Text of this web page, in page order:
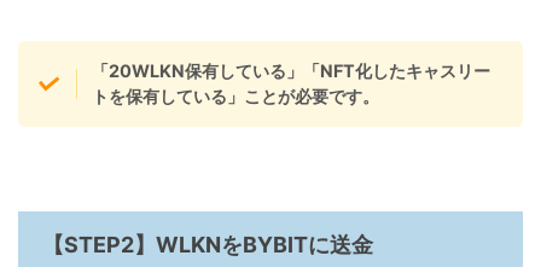
「20WLKN保有している」「NFT化したキャスリー
トを保有している」ことが必要です。
【STEP2】WLKNをBYBITに送金